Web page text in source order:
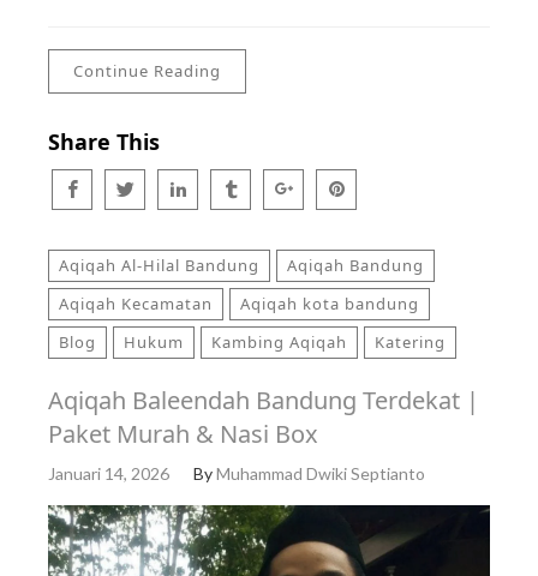
Continue Reading
Share This
Aqiqah Al-Hilal Bandung
Aqiqah Bandung
Aqiqah Kecamatan
Aqiqah kota bandung
Blog
Hukum Kambing Aqiqah Katering
Aqiqah Baleendah Bandung Terdekat |
Paket Murah & Nasi Box
Januari 14, 2026 ByMuhammad Dwiki Septianto